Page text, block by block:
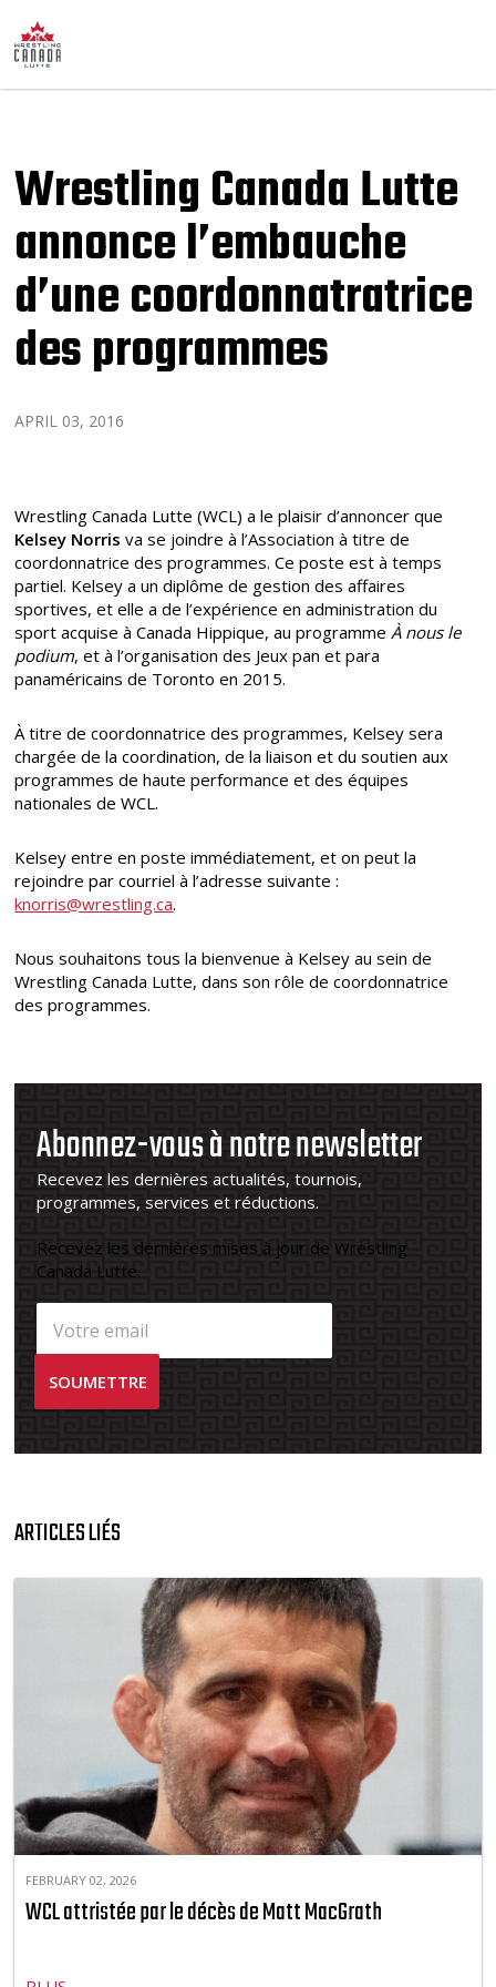
Wrestling Canada Lutte
annonce l’embauche
d’une coordonnatratrice
des programmes
APRIL 03, 2016
Wrestling Canada Lutte (WCL) a le plaisir d’annoncer que
Kelsey Norris va se joindre à l’Association à titre de
coordonnatrice des programmes. Ce poste est à temps
partiel. Kelsey a un diplôme de gestion des affaires
sportives, et elle a de l’expérience en administration du
sport acquise à Canada Hippique, au programmeÀ nous le
podium, et à l’organisation des Jeux pan et para
panaméricains de Toronto en 2015.
À titre de coordonnatrice des programmes, Kelsey sera
chargée de la coordination, de la liaison et du soutien aux
programmes de haute performance et des équipes
nationales de WCL.
Kelsey entre en poste immédiatement, et on peut la
rejoindre par courriel à l’adresse suivante :
knorris@wrestling.ca.
Nous souhaitons tous la bienvenue à Kelsey au sein de
Wrestling Canada Lutte, dans son rôle de coordonnatrice
des programmes.
Abonnez-vous à notre newsletter
Recevez les dernières actualités, tournois,
programmes, services et réductions.
Recevez les dernières mises à jour de Wrestling
Canada Lutte.
ARTICLES LIÉS
FEBRUARY 02, 2026
WCL attristée par le décès de Matt MacGrath